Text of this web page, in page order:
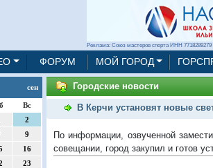
Реклама: Союз мастеров спорта ИНН 7718289279
ФОРУМ МОЙ ГОРОД
сен
Вс
2
9
16
23
Городские новости
В Керчи установят новые
По информации, озвученной
совещании, город закупил и готов